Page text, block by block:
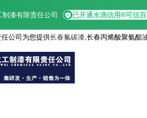
公司为您提供长春氟碳漆,长春丙烯酸聚氨酯